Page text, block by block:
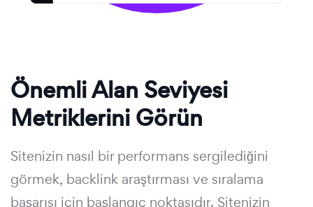
Önemli Alan Seviyesi
Metriklerini Görün
Sitenizin nasıl bir performans sergilediğini
görmek, backlink araştırması ve sıralama
başarısı için başlangıç noktasıdır. Sitenizin